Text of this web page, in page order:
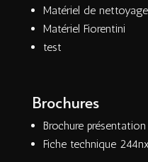
Matériel de
Matériel Fiorentini
test
Brochures
Brochure
Fiche technique